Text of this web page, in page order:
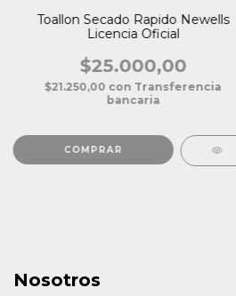
Toallon Secado Rapido Newells
Licencia Oficial
$25.000,00
$21.250,00 con Transferencia
bancaria
Nosotros